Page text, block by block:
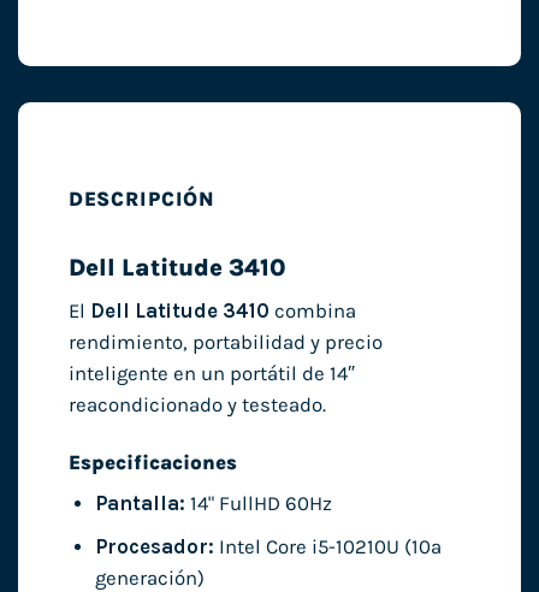
DESCRIPCIÓN
Dell Latitude 3410
El Dell Latitude 3410 combina
rendimiento, portabilidad y precio
inteligente en un portátil de 14″
reacondicionado y testeado.
Especificaciones
Pantalla: 14" FullHD 60Hz
Procesador: Intel Core i5-10210U (10ª
generación)